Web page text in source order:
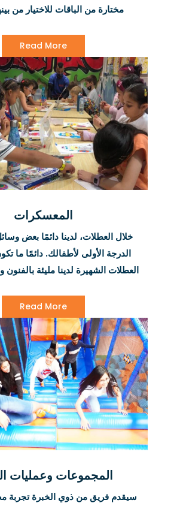
مختارة من الباقات للاختيار من
الميلاد الفضية أو كنت ترغب في جعلها
مع خيارنا الماسي، فإننا نعدك ببذل
حفلة عيد ميلاد طفلك تجربة
Read More
المعسكرات
خلال العطلات، لدينا دائمًا بعض
الدرجة الأولى لأطفالك. دائمًا ما
العطلات الشهيرة لدينا مليئة بالفنون
القفز الكاملة! شاهد هذه
المعلومات حول معسكرنا
Read More
المجموعات وعمليات
سيقدم فريق من ذوي الخبرة